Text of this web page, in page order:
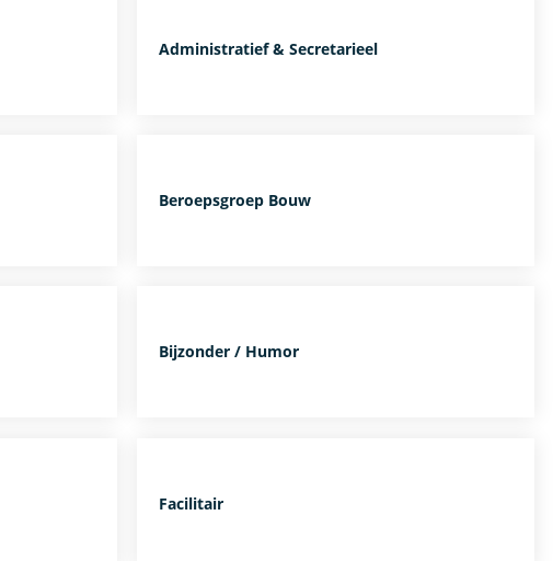
Administratief & Secretarieel
Beroepsgroep Bouw
Bijzonder / Humor
Facilitair